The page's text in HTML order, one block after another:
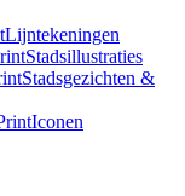
Lijntekeningen
Stadsillustraties
Stadsgezichten &
Iconen